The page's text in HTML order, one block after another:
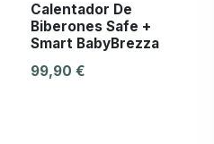
Calentador De
Biberones Safe +
Smart BabyBrezza
99,90 €